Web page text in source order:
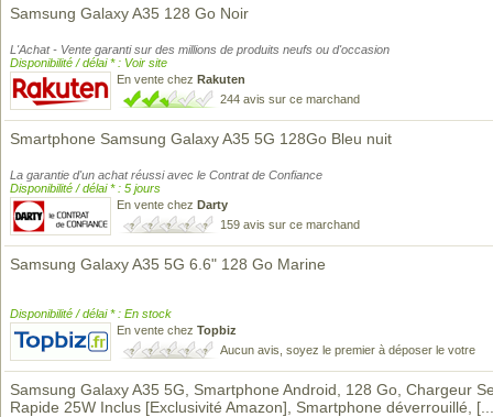
Samsung Galaxy A35 128 Go Noir
L'Achat - Vente garanti sur des millions de produits neufs ou d'occasion
Disponibilité / délai * : Voir site
En vente chez Rakuten
244 avis sur ce marchand
Smartphone Samsung Galaxy A35 5G 128Go Bleu nuit
La garantie d'un achat réussi avec le Contrat de Confiance
Disponibilité / délai * : 5 jours
En vente chez Darty
159 avis sur ce marchand
Samsung Galaxy A35 5G 6.6" 128 Go Marine
Disponibilité / délai * : En stock
En vente chez Topbiz
Aucun avis, soyez le premier à déposer le votre
Samsung Galaxy A35 5G, Smartphone Android, 128 Go, Chargeur
Rapide 25W Inclus [Exclusivité Amazon], Smartphone déverrouillé,